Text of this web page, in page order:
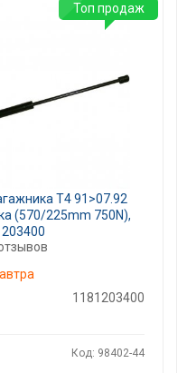
T4 91>07.92
(570/225mm 750N),
1181203400
Код: 98402-44
Топ продаж